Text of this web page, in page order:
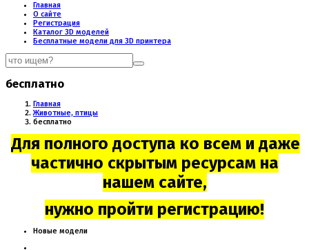
Главная
О сайте
Регистрация
Каталог 3D моделей
Бесплатные модели для 3D принтера
бесплатно
Главная
Животные, птицы
бесплатно
Для полного доступа ко всем и даже
частично скрытым ресурсам на
нашем сайте,
нужно пройти регистрацию!
Новые модели